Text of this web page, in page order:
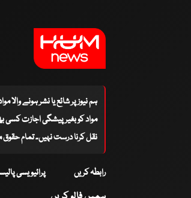
ہم نیوز پر شائع یا نشر ہونے والا
مواد کو بغیر پیشگی اجازت
نقل کرنا درست نہیں۔ تمام حقوق
رابطہ کریں پرائیویسی